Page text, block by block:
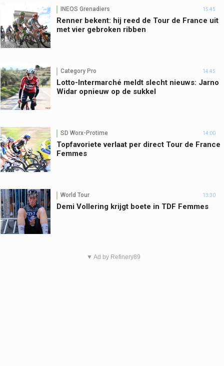
INEOS Grenadiers 15:45
Renner bekent: hij reed de Tour de France uit
met vier gebroken ribben
Category Pro 14:45
Lotto-Intermarché meldt slecht nieuws: Jarno
Widar opnieuw op de sukkel
SD Worx-Protime 14:00
Topfavoriete verlaat per direct Tour de France
Femmes
World Tour 13:30
Demi Vollering krijgt boete in TDF Femmes
▼ Ad by Refinery89